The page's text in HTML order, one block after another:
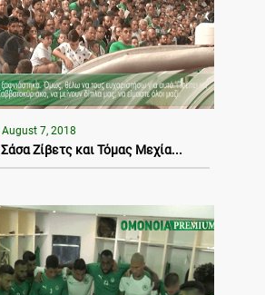
August 7, 2018
Σάσα Ζίβετς και Τόμας Μεχία...